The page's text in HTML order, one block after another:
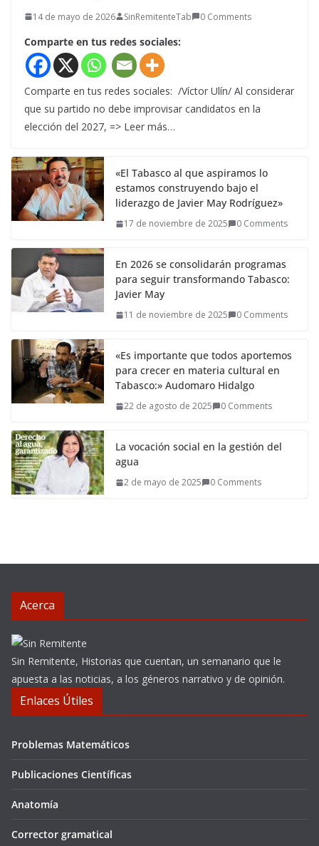
14 de mayo de 2026 SinRemitenteTab 0 Comments
Comparte en tus redes sociales:
Comparte en tus redes sociales: /Víctor Ulín/ Al considerar
que su partido no debe improvisar candidatos en la
elección del 2027, => Leer más…
«El Tabasco al que aspiramos lo
estamos construyendo bajo el
liderazgo de Javier May Rodríguez»
17 de noviembre de 2025 0 Comments
En 2026 se consolidarán programas
para seguir transformando Tabasco:
Javier May
11 de noviembre de 2025 0 Comments
«Es importante que todos aportemos
para crecer en materia cultural en
Tabasco:» Audomaro Hidalgo
22 de agosto de 2025 0 Comments
La vocación social en la gestión del
agua
2 de mayo de 2025 0 Comments
Acerca
Sin Remitente, Historias que cuentan, un semanario que le
apuesta a las noticias, a los géneros narrativo y de opinión.
Enlaces Útiles
Problemas Matemáticos
Publicaciones Científicas
Anatomía
Corrector gramatical